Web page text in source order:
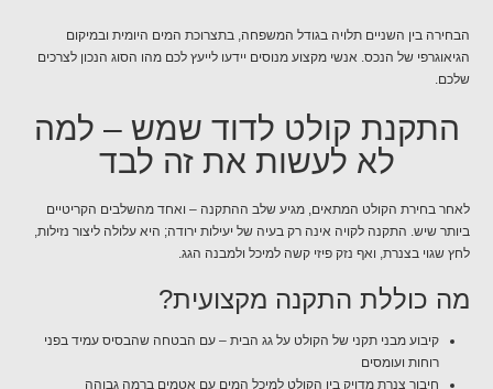
הבחירה בין השניים תלויה בגודל המשפחה, בתצרוכת המים היומית ובמיקום
הגיאוגרפי של הנכס. אנשי מקצוע מנוסים יידעו לייעץ לכם מהו הסוג הנכון לצרכים
שלכם.
התקנת קולט לדוד שמש – למה
לא לעשות את זה לבד
לאחר בחירת הקולט המתאים, מגיע שלב ההתקנה – ואחד מהשלבים הקריטיים
ביותר שיש. התקנה לקויה אינה רק בעיה של יעילות ירודה; היא עלולה ליצור נזילות,
לחץ שגוי בצנרת, ואף נזק פיזי קשה למיכל ולמבנה הגג.
מה כוללת התקנה מקצועית?
קיבוע מבני תקני של הקולט על גג הבית – עם הבטחה שהבסיס עמיד בפני
רוחות ועומסים
חיבור צנרת מדויק בין הקולט למיכל המים עם אטמים ברמה גבוהה